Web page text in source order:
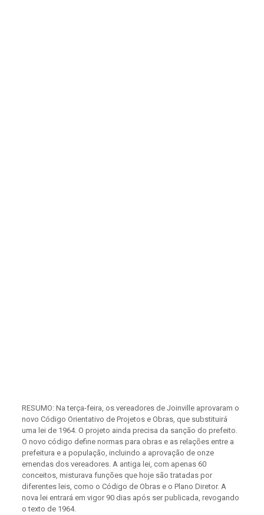
RESUMO: Na terça-feira, os vereadores de Joinville aprovaram o
novo Código Orientativo de Projetos e Obras, que substituirá
uma lei de 1964. O projeto ainda precisa da sanção do prefeito.
O novo código define normas para obras e as relações entre a
prefeitura e a população, incluindo a aprovação de onze
emendas dos vereadores. A antiga lei, com apenas 60
conceitos, misturava funções que hoje são tratadas por
diferentes leis, como o Código de Obras e o Plano Diretor. A
nova lei entrará em vigor 90 dias após ser publicada, revogando
o texto de 1964.